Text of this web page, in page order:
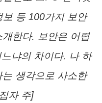
등 100가지 보안
한다. 보안은 어렵
냐의 차이다. 나 하
생각으로 사소한
자 주]